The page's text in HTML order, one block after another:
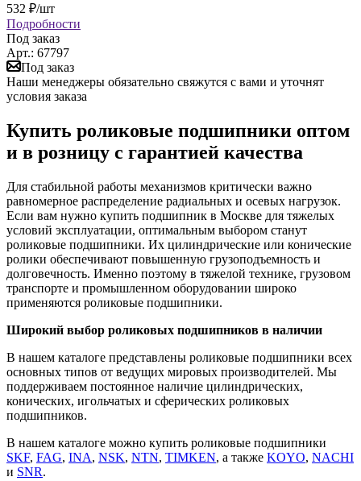
532 ₽/шт
Подробности
Под заказ
Арт.: 67797
Под заказ
Наши менеджеры обязательно свяжутся с вами и уточнят
условия заказа
Купить роликовые подшипники оптом
и в розницу с гарантией качества
Для стабильной работы механизмов критически важно
равномерное распределение радиальных и осевых нагрузок.
Если вам нужно купить подшипник в Москве для тяжелых
условий эксплуатации, оптимальным выбором станут
роликовые подшипники. Их цилиндрические или конические
ролики обеспечивают повышенную грузоподъемность и
долговечность. Именно поэтому в тяжелой технике, грузовом
транспорте и промышленном оборудовании широко
применяются роликовые подшипники.
Широкий выбор роликовых подшипников в наличии
В нашем каталоге представлены роликовые подшипники всех
основных типов от ведущих мировых производителей. Мы
поддерживаем постоянное наличие цилиндрических,
конических, игольчатых и сферических роликовых
подшипников.
В нашем каталоге можно купить роликовые подшипники
SKF, FAG, INA, NSK, NTN, TIMKEN, а также KOYO, NACHI
и SNR.